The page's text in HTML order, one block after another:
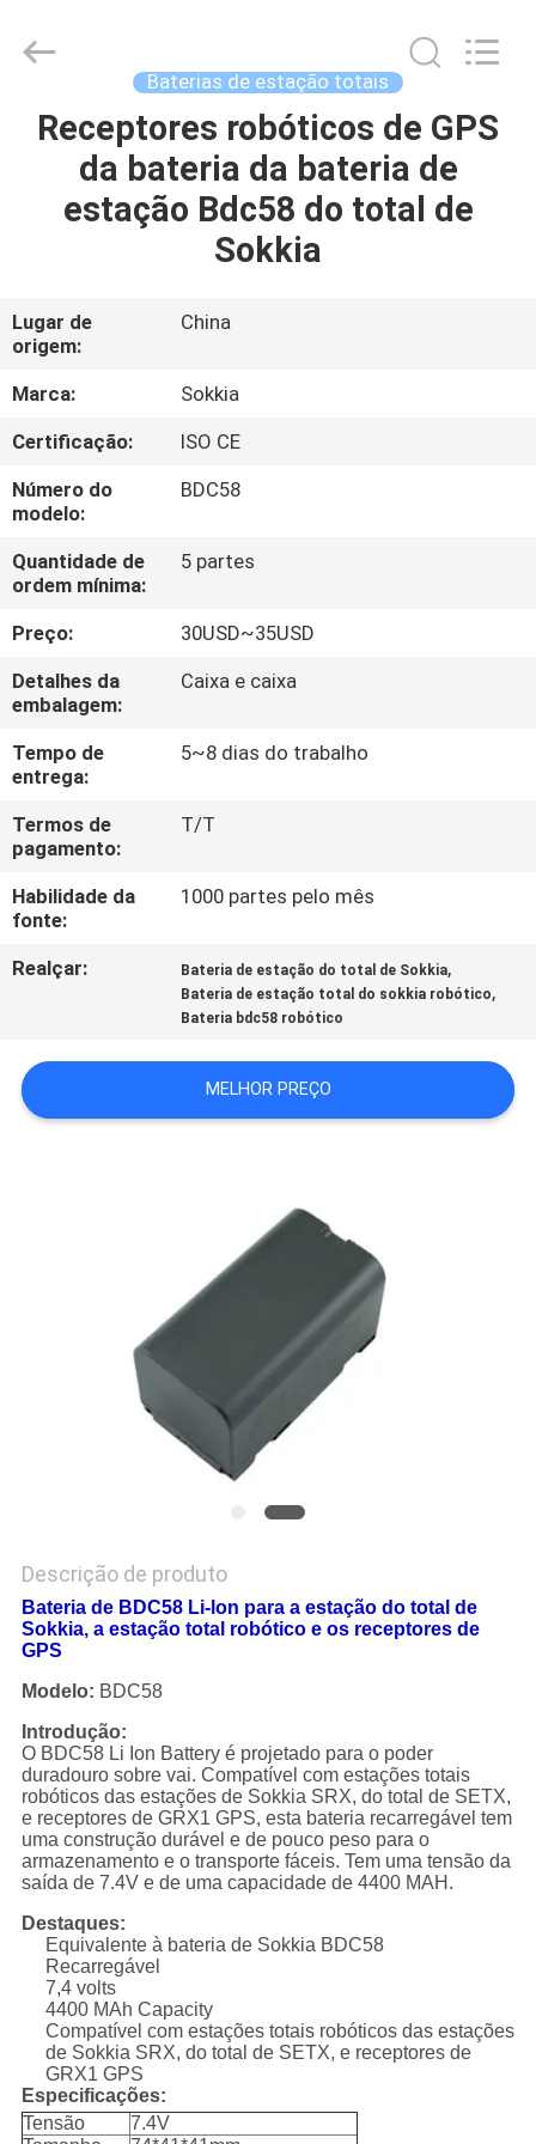
CASA
PRODUTOS
NÓS
EXCURSÃO
DA
FÁBRICA
CONTROLE
DA
QUALIDADE
CONTACTE-
NOS
PEÇA
UMAS
CITAÇÕES
MAPA
SITE
Survey
Instrument
Reserved.
Baterias de estação totais
Receptores robóticos de GPS
da bateria da bateria de
estação Bdc58 do total de
Sokkia
Lugar de
origem:
China
Marca:
Sokkia
Certificação:
ISO CE
Número do
modelo:
BDC58
Quantidade de
ordem mínima:
5 partes
Preço:
30USD~35USD
Detalhes da
embalagem:
Caixa e caixa
Tempo de
entrega:
5~8 dias do trabalho
Termos de
pagamento:
T/T
Habilidade da
fonte:
1000 partes pelo mês
Realçar: Bateria de estação do total de Sokkia,
Bateria de estação total do sokkia robótico,
Bateria bdc58 robótico
MELHOR PREÇO
Descrição de produto
Bateria de BDC58 Li-lon para a estação do total de
Sokkia, a estação total robótico e os receptores de
GPS
Modelo: BDC58
Introdução:
O BDC58 Li Ion Battery é projetado para o poder
duradouro sobre vai. Compatível com estações totais
robóticos das estações de Sokkia SRX, do total de SETX,
e receptores de GRX1 GPS, esta bateria recarregável tem
uma construção durável e de pouco peso para o
armazenamento e o transporte fáceis. Tem uma tensão da
saída de 7.4V e de uma capacidade de 4400 MAH.
Destaques:
Equivalente à bateria de Sokkia BDC58
Recarregável
7,4 volts
4400 MAh Capacity
Compatível com estações totais robóticos das estações
de Sokkia SRX, do total de SETX, e receptores de
GRX1 GPS
Especificações:
Tensão
7.4V